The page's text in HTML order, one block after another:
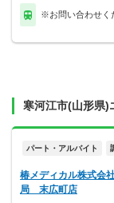
※お問い合わせく
寒河江市(山形県)
パート・アルバイト
椿メディカル株式会
局 末広町店